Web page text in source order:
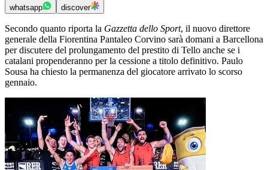
whatsapp discover
Secondo quanto riporta la Gazzetta dello Sport, il nuovo direttore
generale della Fiorentina Pantaleo Corvino sarà domani a Barcellona
per discutere del prolungamento del prestito di Tello anche se i
catalani propenderanno per la cessione a titolo definitivo. Paulo
Sousa ha chiesto la permanenza del giocatore arrivato lo scorso
gennaio.